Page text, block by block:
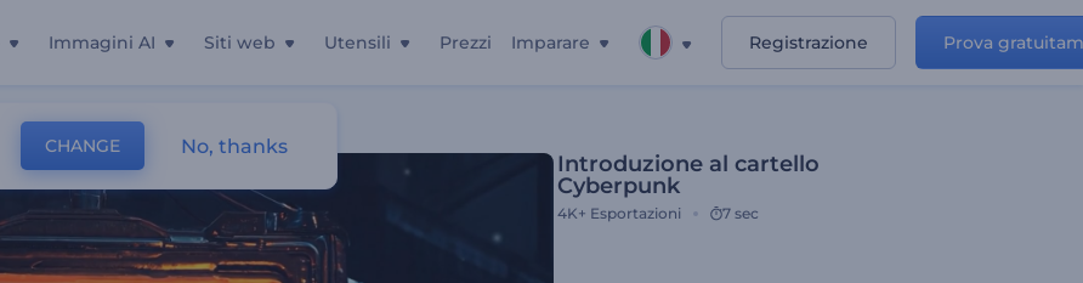
Immagini AI Siti web Utensili Prezzi Imparare Registrazione Prova
Introduzione al cartello
Cyberpunk
4K+ Esportazioni 7 sec
CHANGE No, thanks